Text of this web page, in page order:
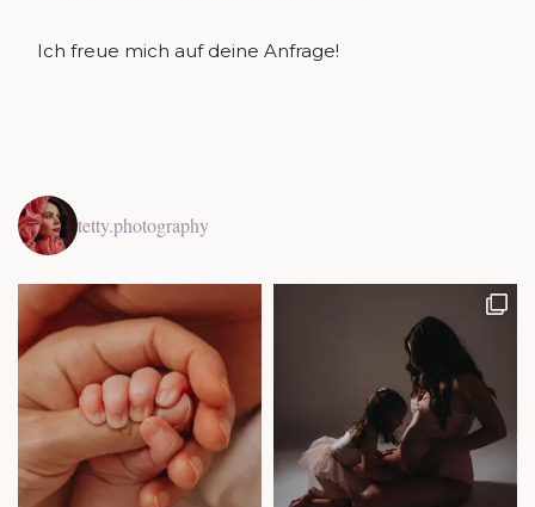
Ich freue mich auf deine Anfrage!
tetty.photography